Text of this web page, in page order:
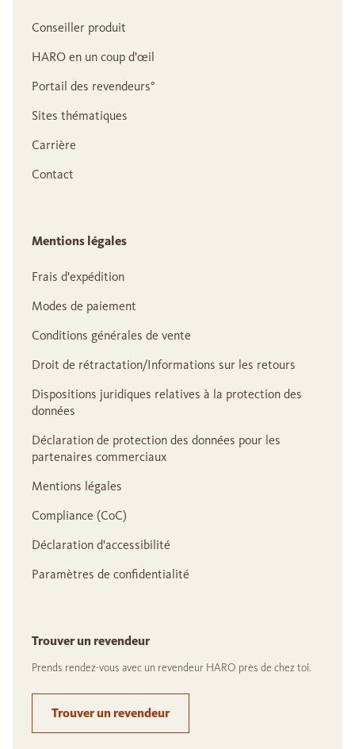
Conseiller produit
HARO en un coup d'œil
Portail des revendeurs°
Sites thématiques
Carrière
Contact
Mentions légales
Frais d'expédition
Modes de paiement
Conditions générales de vente
Droit de rétractation/Informations sur les retours
Dispositions juridiques relatives à la protection des
données
Déclaration de protection des données pour les
partenaires commerciaux
Mentions légales
Compliance (CoC)
Déclaration d'accessibilité
Paramètres de confidentialité
Trouver un revendeur
Prends rendez-vous avec un revendeur HARO près de chez toi.
Trouver un revendeur